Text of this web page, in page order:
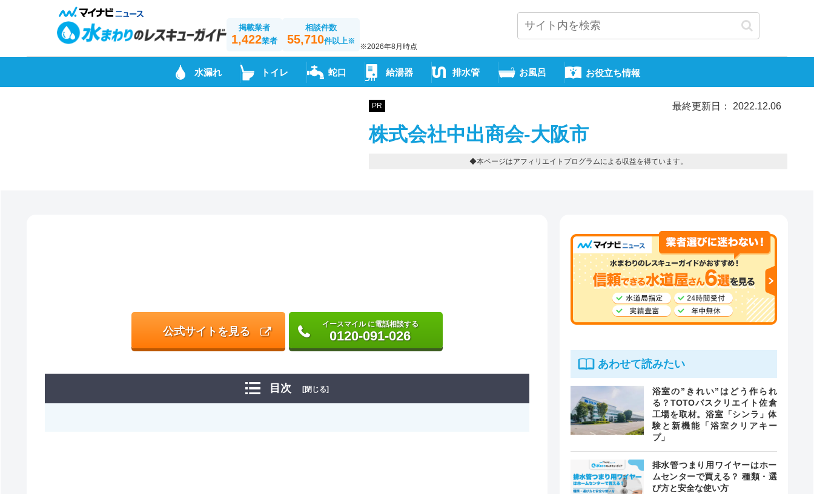
掲載業者
1,422業者
相談件数
55,710件以上※
※2026年8月時点
水漏れ トイレ 蛇口 給湯器 排水管 お風呂 お役立ち情報
PR 最終更新日： 2022.12.06
株式会社中出商会-大阪市
◆本ページはアフィリエイトプログラムによる収益を得ています。
公式サイトを見る
イースマイル に電話相談する
0120-091-026
目次 [閉じる]
あわせて読みたい
浴室の”きれい”はどう作られ
る？TOTOバスクリエイト佐倉
工場を取材。浴室「シンラ」体
験と新機能「浴室クリアキー
プ」
排水管つまり用ワイヤーはホー
ムセンターで買える？ 種類・選
び方と安全な使い方